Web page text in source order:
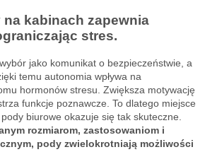
na kabinach zapewnia
stres.
jako komunikat o bezpieczeństwie, a
temu autonomia wpływa na
hormonów stresu. Zwiększa motywację
funkcje poznawcze. To dlatego miejsce
biurowe okazuje się tak skuteczne.
rozmiarom, zastosowaniom i
pody zwielokrotniają możliwości